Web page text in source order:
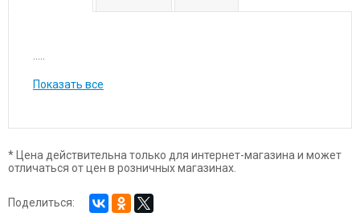
Показать все
* Цена действительна только для интернет-магазина и может
отличаться от цен в розничных магазинах.
Поделиться: